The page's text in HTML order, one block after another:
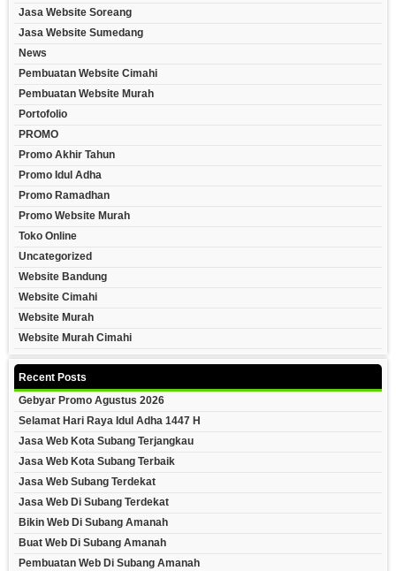
Jasa Website Soreang
Jasa Website Sumedang
News
Pembuatan Website Cimahi
Pembuatan Website Murah
Portofolio
PROMO
Promo Akhir Tahun
Promo Idul Adha
Promo Ramadhan
Promo Website Murah
Toko Online
Uncategorized
Website Bandung
Website Cimahi
Website Murah
Website Murah Cimahi
Recent Posts
Gebyar Promo Agustus 2026
Selamat Hari Raya Idul Adha 1447 H
Jasa Web Kota Subang Terjangkau
Jasa Web Kota Subang Terbaik
Jasa Web Subang Terdekat
Jasa Web Di Subang Terdekat
Bikin Web Di Subang Amanah
Buat Web Di Subang Amanah
Pembuatan Web Di Subang Amanah